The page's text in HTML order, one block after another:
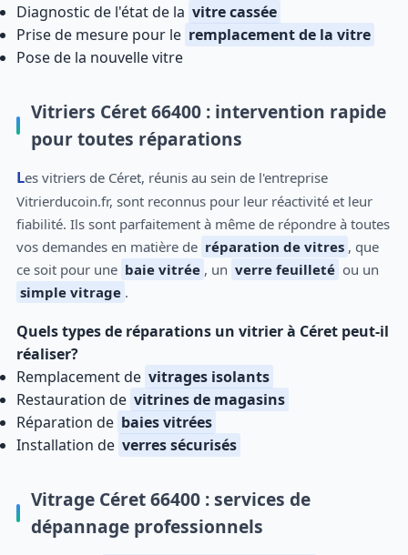
Diagnostic de l'état de la vitre cassée
Prise de mesure pour le remplacement de la vitre
Pose de la nouvelle vitre
Vitriers Céret 66400 : intervention rapide
pour toutes réparations
Les vitriers de Céret, réunis au sein de l'entreprise
Vitrierducoin.fr, sont reconnus pour leur réactivité et leur
fiabilité. Ils sont parfaitement à même de répondre à toutes
vos demandes en matière de réparation de vitres , que
ce soit pour une baie vitrée , un verre feuilleté ou un
simple vitrage .
Quels types de réparations un vitrier à Céret peut-il
réaliser?
Remplacement de vitrages isolants
Restauration de vitrines de magasins
Réparation de baies vitrées
Installation de verres sécurisés
Vitrage Céret 66400 : services de
dépannage professionnels